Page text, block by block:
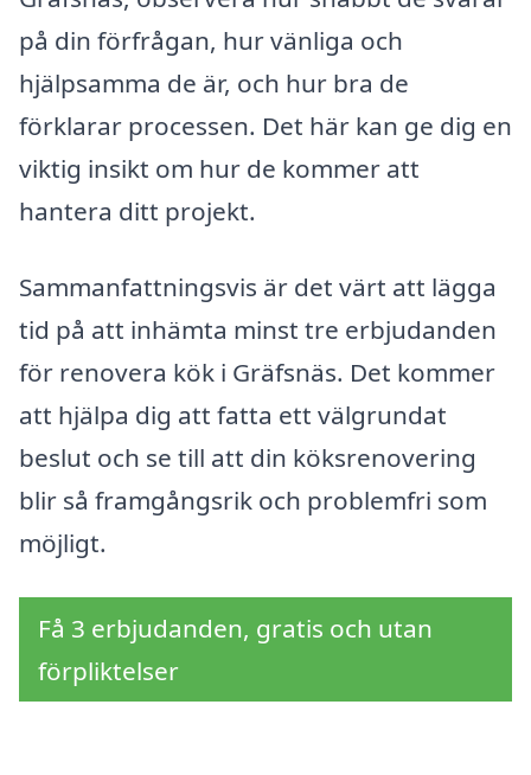
på din förfrågan, hur vänliga och
hjälpsamma de är, och hur bra de
förklarar processen. Det här kan ge dig en
viktig insikt om hur de kommer att
hantera ditt projekt.
Sammanfattningsvis är det värt att lägga
tid på att inhämta minst tre erbjudanden
för renovera kök i Gräfsnäs. Det kommer
att hjälpa dig att fatta ett välgrundat
beslut och se till att din köksrenovering
blir så framgångsrik och problemfri som
möjligt.
Få 3 erbjudanden, gratis och utan
förpliktelser